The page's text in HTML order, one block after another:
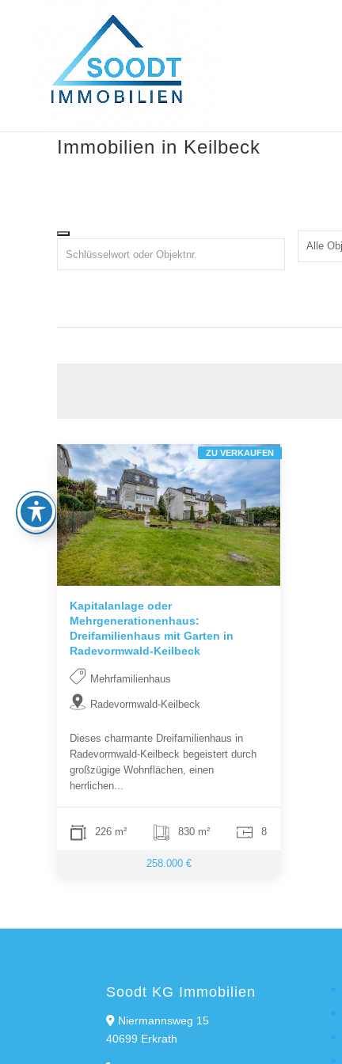
Immobilien in Keilbeck
Kapitalanlage oder
Mehrgenerationenhaus:
Dreifamilienhaus mit Garten in
Radevormwald-Keilbeck
Mehrfamilienhaus
Radevormwald-Keilbeck
Dieses charmante Dreifamilienhaus in
Radevormwald-Keilbeck begeistert durch
großzügige Wohnflächen, einen
herrlichen...
226 m² 830 m² 8
258.000 €
ZU VERKAUFEN
Soodt KG Immobilien
Niermannsweg 15
40699 Erkrath